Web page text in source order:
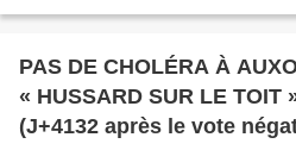
PAS DE CHOLÉRA À
« HUSSARD SUR LE TOIT » ? - du 10 avril 2020
(J+4132 après le vote